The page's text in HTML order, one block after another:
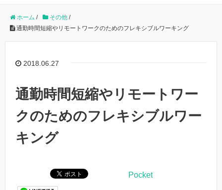
ホーム / その他 /
通勤時間短縮やリモートワークのためのフレキシブルワーキング
2018.06.27
通勤時間短縮やリモートワー
クのためのフレキシブルワー
キング
Pocket